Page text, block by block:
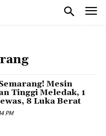
Mesin
Tinggi Meledak, 1
8 Luka Berat
PM